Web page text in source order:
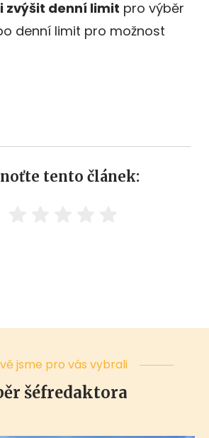
zvýšit denní limit pro výběr
denní limit pro možnost
tento článek:
jsme pro vás vybrali
šéfredaktora